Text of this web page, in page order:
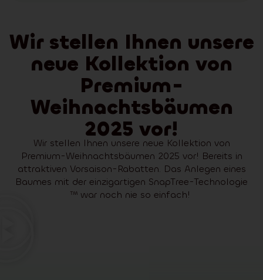
Wir stellen Ihnen unsere
neue Kollektion von
Premium-
Weihnachtsbäumen
2025 vor!
Wir stellen Ihnen unsere neue Kollektion von
Premium-Weihnachtsbäumen 2025 vor! Bereits in
attraktiven Vorsaison-Rabatten. Das Anlegen eines
Baumes mit der einzigartigen SnapTree-Technologie
™ war noch nie so einfach!